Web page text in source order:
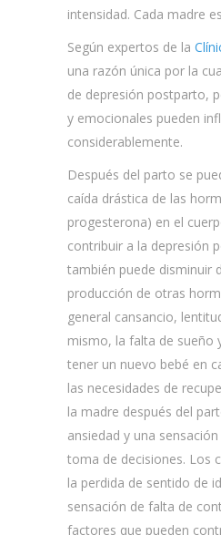
intensidad. Cada madre
Según expertos de la
una razón única por la
de depresión postparto,
y emocionales pueden
considerablemente.
Después del parto se
caída drástica de las
progesterona) en el
contribuir a la depresión
también puede disminuir
producción de otras
general cansancio,
mismo, la falta de sueño
tener un nuevo bebé en
las necesidades de
la madre después del
ansiedad y una
toma de decisiones. Los
la perdida de sentido de
sensación de falta de
factores que pueden